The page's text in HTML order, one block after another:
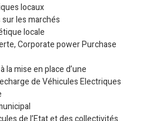
locaux
les marchés
locale
Corporate power Purchase
la mise en place d’une
de Véhicules Electriques